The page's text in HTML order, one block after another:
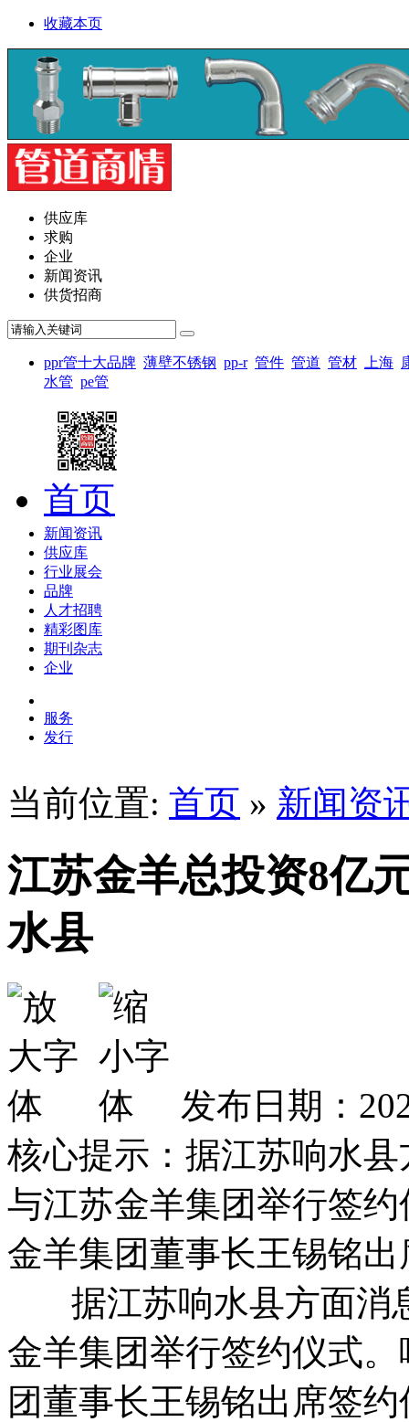
收藏本页
供应库
求购
企业
新闻资讯
供货招商
ppr管十大品牌 薄壁不锈钢 pp-r 管件 管道 管材 上海
水管 pe管
首页
新闻资讯
供应库
行业展会
品牌
人才招聘
精彩图库
期刊杂志
企业
服务
发行
当前位置: 首页 » 新闻资
江苏金羊总投资8亿
水县
发布日期：
核心提示：据江苏响水
与江苏金羊集团举行签
金羊集团董事长王锡铭
据江苏响水县方面消
金羊集团举行签约仪式
团董事长王锡铭出席签